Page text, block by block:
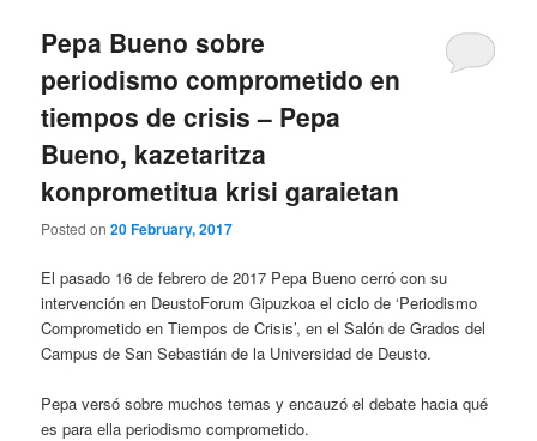
Pepa Bueno sobre
periodismo comprometido en
tiempos de crisis – Pepa
Bueno, kazetaritza
konprometitua krisi garaietan
Posted on20 February, 2017
El pasado 16 de febrero de 2017 Pepa Bueno cerró con su
intervención en DeustoForum Gipuzkoa el ciclo de ‘Periodismo
Comprometido en Tiempos de Crisis’, en el Salón de Grados del
Campus de San Sebastián de la Universidad de Deusto.
Pepa versó sobre muchos temas y encauzó el debate hacia qué
es para ella periodismo comprometido.